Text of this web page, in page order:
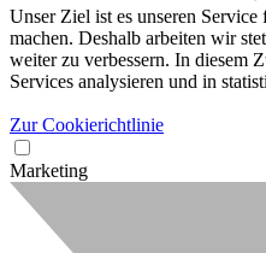
Unser Ziel ist es unseren
machen. Deshalb arbeiten wir
weiter zu verbessern. In diesem
Services analysieren und in
Zur Cookierichtlinie
Marketing